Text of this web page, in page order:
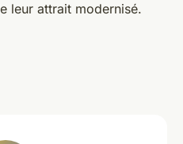
leur attrait modernisé.